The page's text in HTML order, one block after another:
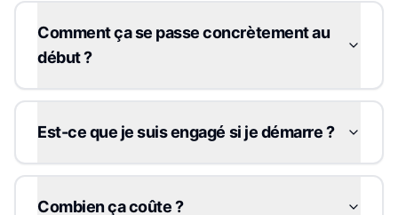
Comment ça se passe concrètement au
début ?
Est-ce que je suis engagé si je démarre ?
Combien ça coûte ?